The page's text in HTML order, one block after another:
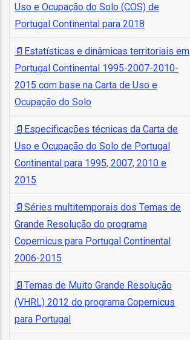
Uso e Ocupação do Solo (COS) de
Portugal Continental para 2018
Estatísticas e dinâmicas territoriais em
Portugal Continental 1995-2007-2010-
2015 com base na Carta de Uso e
Ocupação do Solo
Especificações técnicas da Carta de
Uso e Ocupação do Solo de Portugal
Continental para 1995, 2007, 2010 e
2015
Séries multitemporais dos Temas de
Grande Resolução do programa
Copernicus para Portugal Continental
2006-2015
Temas de Muito Grande Resolução
(VHRL) 2012 do programa Copernicus
para Portugal